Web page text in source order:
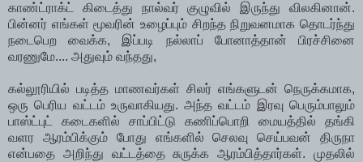
காண்ட்ராக்ட் கிடைத்து நால்வர் குழுவில் இருந்து விலகினான்.
பின்னர் எங்கள் மூவரின் உழைப்பும் சிறந்த நிறுவனமாக தொடர்ந்து
நடைபெற வைக்க, இப்படி நல்லாப் போனாத்தான் பிரச்சினை
வரணுமே.... அதுவும் வந்தது,
கல்லூரியில் படித்த மாணவர்கள் சிலர் எங்களுடன் நெருக்கமாக,
ஒரு பெரிய வட்டம் உருவாகியது. அந்த வட்டம் இரவு பெரும்பாலும்
பாஸ்ட்புட் கடைகளில் சாப்பிட்டு கணிப்பொறி மையத்தில் தங்கி
வளர ஆரம்பிக்கும் போது எங்களில் செலவு செய்பவன் திருநா
என்பதை அறிந்து வட்டத்தை சுருக்க ஆரம்பித்தார்கள். முதலில்